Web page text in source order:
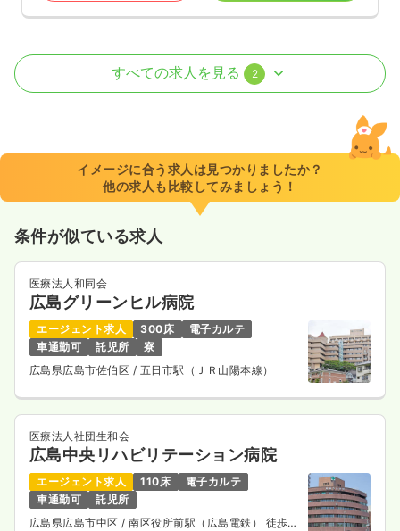
検診・健診 正・准看護師
7:30～16:30（休憩60分）
日祝休み
月給25万円以上可
気になる
日勤のみ（パート）
給与 時給1,200〜1,600円
すべての求人を見る 2
イメージに合う求人は見つかりましたか？
他の求人も比較してみましょう！
条件が似ている求人
医療法人和同会
広島グリーンヒル病院
エージェント求人 300床
電子カルテ
車通勤可
託児所
寮
広島県広島市佐伯区 / 五日市駅（ＪＲ山陽本線）
医療法人社団生和会
広島中央リハビリテーション病院
エージェント求人 110床
電子カルテ
車通勤可
託児所
広島県広島市中区/ 南区役所前駅（広島電鉄） 徒歩7